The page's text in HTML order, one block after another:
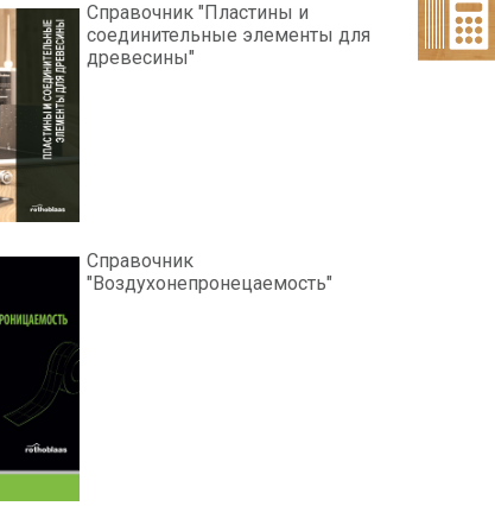
Справочник "Пластины и
соединительные элементы для
древесины"
Справочник
"Воздухонепронецаемость"